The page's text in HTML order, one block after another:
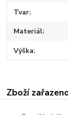
Tvar
Materiál
Výška
Zboží